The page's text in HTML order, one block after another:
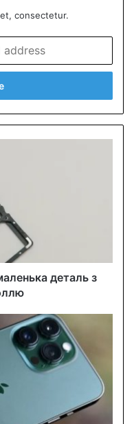
consectetur.
деталь з